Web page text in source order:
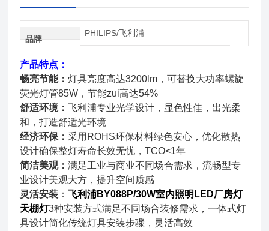
品牌
PHILIPS/飞利浦
产品特点：
畅亮节能：灯具亮度高达3200lm，可替换大功率螺旋
荧光灯管85W，节能zui高达54%
舒适环境：飞利浦专业光学设计，显色性佳，出光柔
和，打造舒适光环境
经济环保：采用 ROHS环保材料绿色安心，优化散热
设计确保整灯寿命长效无忧，TCO<1年
简洁美观：满足工业与商业不同场合需求，流畅型专
业设计美观大方，提升空间质感
灵活安装 ：飞利浦BY088P/30W室内照明LED厂房灯
天棚灯3种安装方式满足不同场合装修需求，一体式灯
具设计简化传统灯具安装步骤，灵活高效